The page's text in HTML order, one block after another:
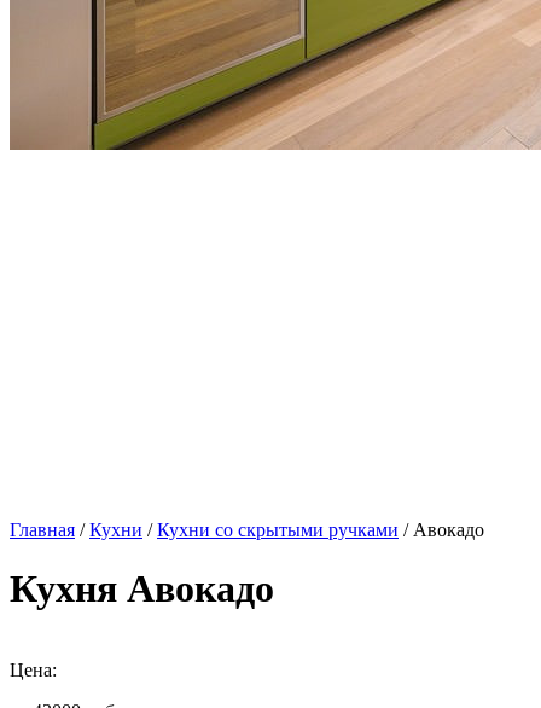
Главная /Кухни /Кухни со скрытыми ручками / Авокадо
Кухня Авокадо
Цена: